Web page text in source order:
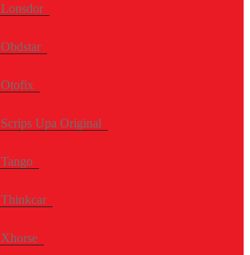
Lonsdor
Obdstar
Otofix
Scrips Upa Original
Tango
Thinkcar
Xhorse